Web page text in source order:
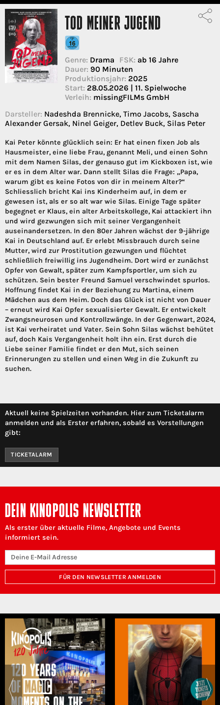
TOD MEINER JUGEND
Genre: Drama FSK: ab 16 Jahre
Dauer: 90 Minuten
Produktionsjahr: 2025
Start: 28.05.2026 | 11. Spielwoche
Verleih: missingFILMs GmbH
Darsteller: Nadeshda Brennicke, Timo Jacobs, Sascha
Alexander Gersak, Ninel Geiger, Detlev Buck, Silas Peter
Kai Peter könnte glücklich sein: Er hat einen fixen Job als
Hausmeister, eine liebe Frau, genannt Meli, und einen Sohn
mit dem Namen Silas, der genauso gut im Kickboxen ist, wie
er es in dem Alter war. Dann stellt Silas die Frage: „Papa,
warum gibt es keine Fotos von dir in meinem Alter?“
Schliesslich bricht Kai ins Kinderheim auf, in dem er
gewesen ist, als er so alt war wie Silas. Einige Tage später
begegnet er Klaus, ein alter Arbeitskollege, Kai attackiert ihn
und wird gezwungen sich mit seiner Vergangenheit
auseinandersetzen. In den 80er Jahren wächst der 9-jährige
Kai in Deutschland auf. Er erlebt Missbrauch durch seine
Mutter, wird zur Prostitution gezwungen und flüchtet
schließlich freiwillig ins Jugendheim. Dort wird er zunächst
Opfer von Gewalt, später zum Kampfsportler, um sich zu
schützen. Sein bester Freund Samuel verschwindet spurlos.
Hoffnung findet Kai in der Beziehung zu Martina, einem
Mädchen aus dem Heim. Doch das Glück ist nicht von Dauer
– erneut wird Kai Opfer sexualisierter Gewalt. Er entwickelt
Zwangsneurosen und Kontrollzwänge. In der Gegenwart, 2024,
ist Kai verheiratet und Vater. Sein Sohn Silas wächst behütet
auf, doch Kais Vergangenheit holt ihn ein. Erst durch die
Liebe seiner Familie findet er den Mut, sich seinen
Erinnerungen zu stellen und einen Weg in die Zukunft zu
suchen.
Aktuell keine Spielzeiten vorhanden. Hier zum Ticketalarm
anmelden und als Erster erfahren, sobald es Vorstellungen
gibt:
TICKETALARM
DEIN KINOPOLIS NEWSLETTER
Als erster über aktuelle Filme, Angebote und Events
informiert sein.
FÜR DEN NEWSLETTER ANMELDEN